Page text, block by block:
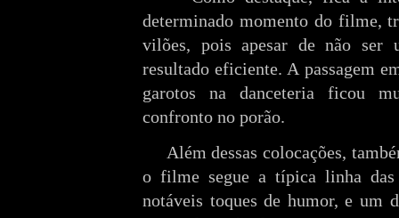
determinado momento do filme,
vilões, pois apesar de não ser
resultado eficiente. A passagem
garotos na danceteria ficou
confronto no porão.
Além dessas colocações,
o filme segue a típica linha das
notáveis toques de humor, e um